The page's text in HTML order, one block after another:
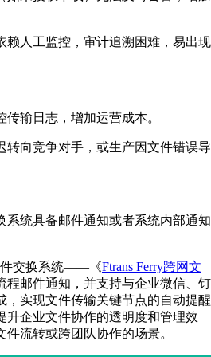
赖人工监控，审计追溯困难，易出现
输日志，增加运营成本。
转向竞争对手，或生产因文件错误导
系统具备邮件通知或者系统内部通知
件交换系统——《Ftrans Ferry跨网文
程邮件通知，并支持与企业微信、钉
，实现文件传输关键节点的自动提醒
升企业文件协作的透明度和管理效
流转或跨团队协作的场景。